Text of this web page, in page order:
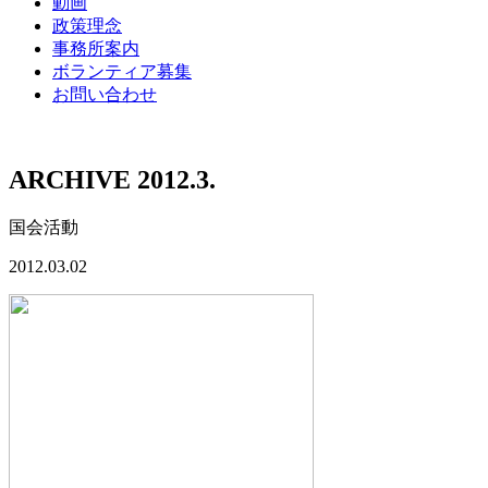
政策理念
事務所案内
ボランティア募集
お問い合わせ
ARCHIVE 2012.3.
国会活動
2012.03.02